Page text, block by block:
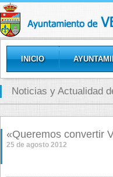
INICIO
GALERÍAS
Noticias y Actualidad
«Queremos convertir
25 de agosto 2012